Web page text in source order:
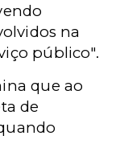
na
público".
que ao
de